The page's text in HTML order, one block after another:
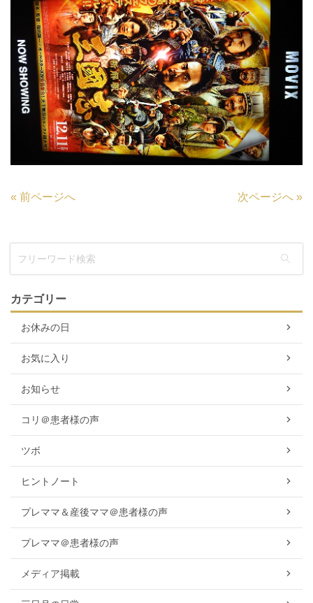
« 前ページへ 次ページへ »
カテゴリー
お休みの日
お気に入り
お知らせ
コリ＠患者様の声
ツボ
ヒントノート
プレママ＆産後ママ＠患者様の声
プレママ＠患者様の声
メディア掲載